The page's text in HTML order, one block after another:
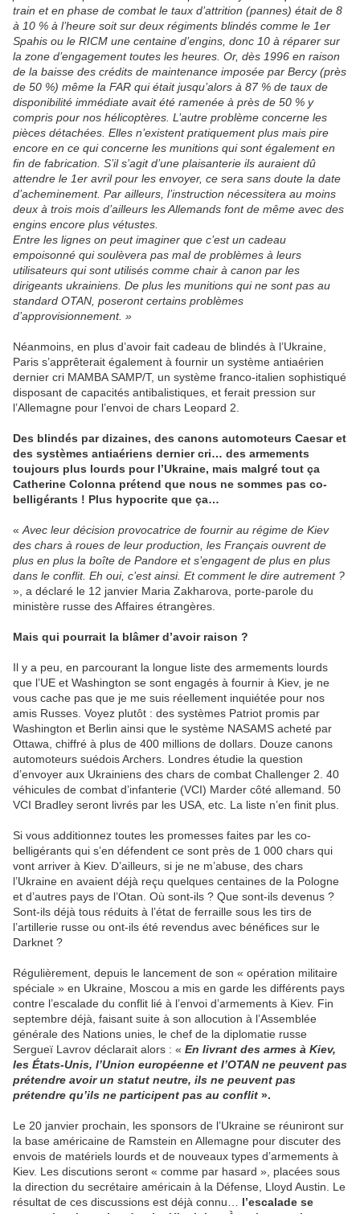
train et en phase de combat le taux d’attrition (pannes) était de 8
à 10 % à l’heure soit sur deux régiments blindés comme le 1er
Spahis ou le RICM une centaine d’engins, donc 10 à réparer sur
la zone d’engagement toutes les heures. Or, dès 1996 en raison
de la baisse des crédits de maintenance imposée par Bercy (près
de 50 %) même la FAR qui était jusqu’alors à 87 % de taux de
disponibilité immédiate avait été ramenée à près de 50 % y
compris pour nos hélicoptères. L’autre problème concerne les
pièces détachées. Elles n’existent pratiquement plus mais pire
encore en ce qui concerne les munitions qui sont également en
fin de fabrication. S’il s’agit d’une plaisanterie ils auraient dû
attendre le 1er avril pour les envoyer, ce sera sans doute la date
d’acheminement. Par ailleurs, l’instruction nécessitera au moins
deux à trois mois d’ailleurs les Allemands font de même avec des
engins encore plus vétustes.
Entre les lignes on peut imaginer que c’est un cadeau
empoisonné qui soulèvera pas mal de problèmes à leurs
utilisateurs qui sont utilisés comme chair à canon par les
dirigeants ukrainiens. De plus les munitions qui ne sont pas au
standard OTAN, poseront certains problèmes
d’approvisionnement. »
Néanmoins, en plus d’avoir fait cadeau de blindés à l’Ukraine,
Paris s’apprêterait également à fournir un système antiaérien
dernier cri MAMBA SAMP/T, un système franco-italien sophistiqué
disposant de capacités antibalistiques, et ferait pression sur
l’Allemagne pour l’envoi de chars Leopard 2.
Des blindés par dizaines, des canons automoteurs Caesar et
des systèmes antiaériens dernier cri… des armements
toujours plus lourds pour l’Ukraine, mais malgré tout ça
Catherine Colonna prétend que nous ne sommes pas co-
belligérants ! Plus hypocrite que ça…
« Avec leur décision provocatrice de fournir au régime de Kiev
des chars à roues de leur production, les Français ouvrent de
plus en plus la boîte de Pandore et s’engagent de plus en plus
dans le conflit. Eh oui, c’est ainsi. Et comment le dire autrement ?
», a déclaré le 12 janvier Maria Zakharova, porte-parole du
ministère russe des Affaires étrangères.
Mais qui pourrait la blâmer d’avoir raison ?
Il y a peu, en parcourant la longue liste des armements lourds
que l’UE et Washington se sont engagés à fournir à Kiev, je ne
vous cache pas que je me suis réellement inquiétée pour nos
amis Russes. Voyez plutôt : des systèmes Patriot promis par
Washington et Berlin ainsi que le système NASAMS acheté par
Ottawa, chiffré à plus de 400 millions de dollars. Douze canons
automoteurs suédois Archers. Londres étudie la question
d’envoyer aux Ukrainiens des chars de combat Challenger 2. 40
véhicules de combat d’infanterie (VCI) Marder côté allemand. 50
VCI Bradley seront livrés par les USA, etc. La liste n’en finit plus.
Si vous additionnez toutes les promesses faites par les co-
belligérants qui s’en défendent ce sont près de 1 000 chars qui
vont arriver à Kiev. D’ailleurs, si je ne m’abuse, des chars
l’Ukraine en avaient déjà reçu quelques centaines de la Pologne
et d’autres pays de l’Otan. Où sont-ils ? Que sont-ils devenus ?
Sont-ils déjà tous réduits à l’état de ferraille sous les tirs de
l’artillerie russe ou ont-ils été revendus avec bénéfices sur le
Darknet ?
Régulièrement, depuis le lancement de son « opération militaire
spéciale » en Ukraine, Moscou a mis en garde les différents pays
contre l’escalade du conflit lié à l’envoi d’armements à Kiev. Fin
septembre déjà, faisant suite à son allocution à l’Assemblée
générale des Nations unies, le chef de la diplomatie russe
Sergueï Lavrov déclarait alors : « En livrant des armes à Kiev,
les États-Unis, l’Union européenne et l’OTAN ne peuvent pas
prétendre avoir un statut neutre, ils ne peuvent pas
prétendre qu’ils ne participent pas au conflit ».
Le 20 janvier prochain, les sponsors de l’Ukraine se réuniront sur
la base américaine de Ramstein en Allemagne pour discuter des
envois de matériels lourds et de nouveaux types d’armements à
Kiev. Les discutions seront « comme par hasard », placées sous
la direction du secrétaire américain à la Défense, Lloyd Austin. Le
résultat de ces discussions est déjà connu… l’escalade se